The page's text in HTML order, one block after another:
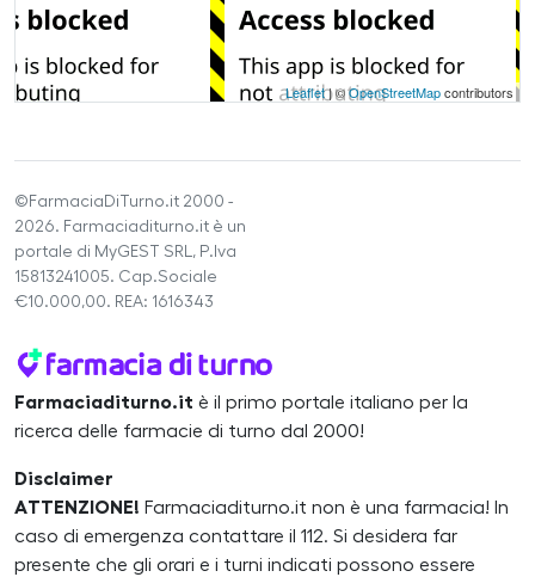
Leaflet| ©OpenStreetMapcontributors
©FarmaciaDiTurno.it 2000 -
2026. Farmaciaditurno.it è un
portale di MyGEST SRL, P.Iva
15813241005. Cap.Sociale
€10.000,00. REA: 1616343
Farmaciaditurno.it è il primo portale italiano per la
ricerca delle farmacie di turno dal 2000!
Disclaimer
ATTENZIONE! Farmaciaditurno.it non è una farmacia! In
caso di emergenza contattare il 112. Si desidera far
presente che gli orari e i turni indicati possono essere